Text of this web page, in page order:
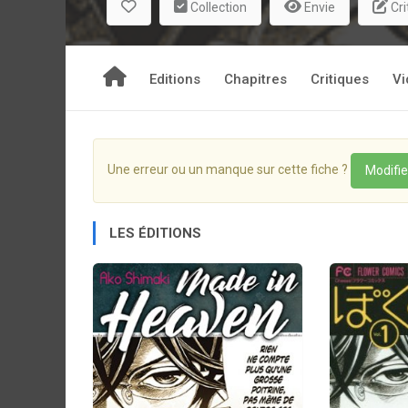
l’autorisation de la tripoter... comment réagira-t-
C’est à ce moment qu’apparaît, tout droit
respecter la deadline pour livrer les planches
Collection Envie
Editions Chapitres Critiques
Une erreur ou un manque sur cette fiche ?
LES ÉDITIONS